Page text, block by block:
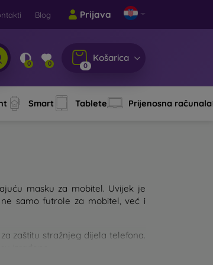
Blog Prijava
0 0 0
Košarica
Smart Tablete Prijenosna računala
masku za mobitel. Uvijek je
samo futrole za mobitel, već i
zaštitu stražnjeg dijela telefona.